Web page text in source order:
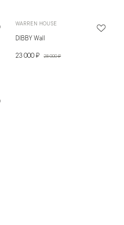
WARREN HOUSE
DIBBY Wall
23 000 ₽ 28 000 ₽